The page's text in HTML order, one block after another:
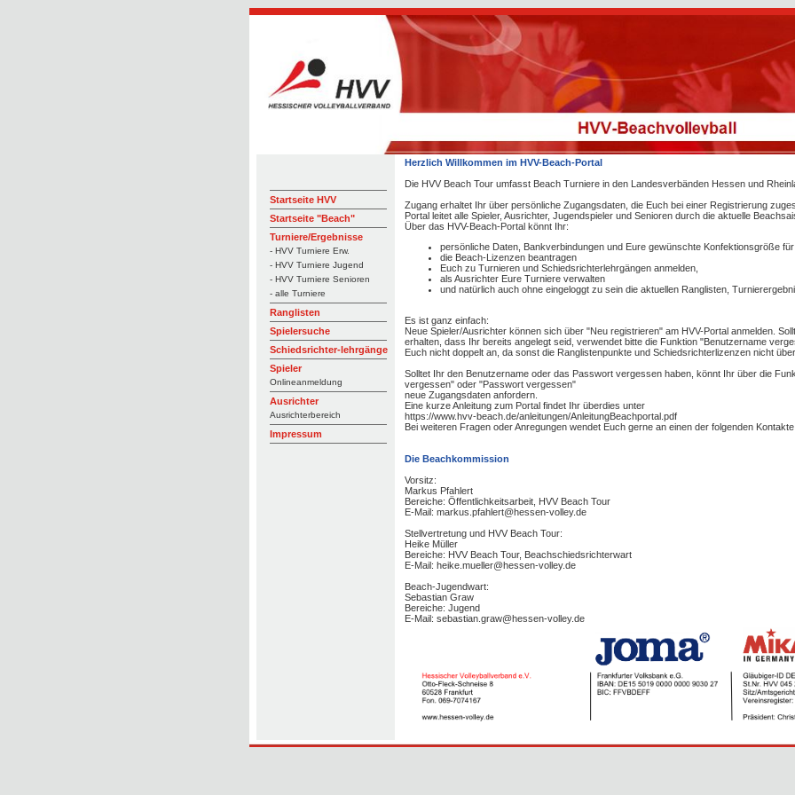
Startseite HVV
Startseite "Beach"
Turniere/Ergebnisse
- HVV Turniere Erw.
- HVV Turniere Jugend
- HVV Turniere Senioren
- alle Turniere
Ranglisten
Spielersuche
Schiedsrichter-lehrgänge
Spieler
Onlineanmeldung
Ausrichter
Ausrichterbereich
Impressum
Herzlich Willkommen im HVV-Beach-Portal
Die HVV Beach Tour umfasst Beach Turniere in den Landesverbänden Hessen und
Zugang erhaltet Ihr über persönliche Zugangsdaten, die Euch bei einer Registrierung
Portal leitet alle Spieler, Ausrichter, Jugendspieler und Senioren durch die aktuelle
Über das HVV-Beach-Portal könnt Ihr:
persönliche Daten, Bankverbindungen und Eure gewünschte Konfektionsgröße
die Beach-Lizenzen beantragen
Euch zu Turnieren und Schiedsrichterlehrgängen anmelden,
als Ausrichter Eure Turniere verwalten
und natürlich auch ohne eingeloggt zu sein die aktuellen Ranglisten,
Es ist ganz einfach:
Neue Spieler/Ausrichter können sich über "Neu registrieren" am HVV-Portal anmelden.
erhalten, dass Ihr bereits angelegt seid, verwendet bitte die Funktion "Benutzername
Euch nicht doppelt an, da sonst die Ranglistenpunkte und Schiedsrichterlizenzen nicht
Solltet Ihr den Benutzername oder das Passwort vergessen haben, könnt Ihr über die
vergessen" oder "Passwort vergessen"
neue Zugangsdaten anfordern.
Eine kurze Anleitung zum Portal findet Ihr überdies unter
https://www.hvv-beach.de/anleitungen/AnleitungBeachportal.pdf
Bei weiteren Fragen oder Anregungen wendet Euch gerne an einen der folgenden
Die Beachkommission
Vorsitz:
Markus Pfahlert
Bereiche: Öffentlichkeitsarbeit, HVV Beach Tour
E-Mail: markus.pfahlert@hessen-volley.de
Stellvertretung und HVV Beach Tour:
Heike Müller
Bereiche: HVV Beach Tour, Beachschiedsrichterwart
E-Mail: heike.mueller@hessen-volley.de
Beach-Jugendwart:
Sebastian Graw
Bereiche: Jugend
E-Mail: sebastian.graw@hessen-volley.de